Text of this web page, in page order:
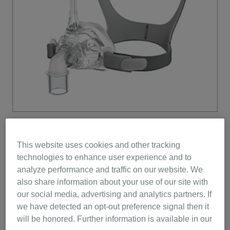
Nasalmasken giver en god balance af komfort,
This website uses cookies and other tracking
technologies to enhance user experience and to
analyze performance and traffic on our website. We
also share information about your use of our site with
our social media, advertising and analytics partners. If
we have detected an opt-out preference signal then it
will be honored. Further information is available in our